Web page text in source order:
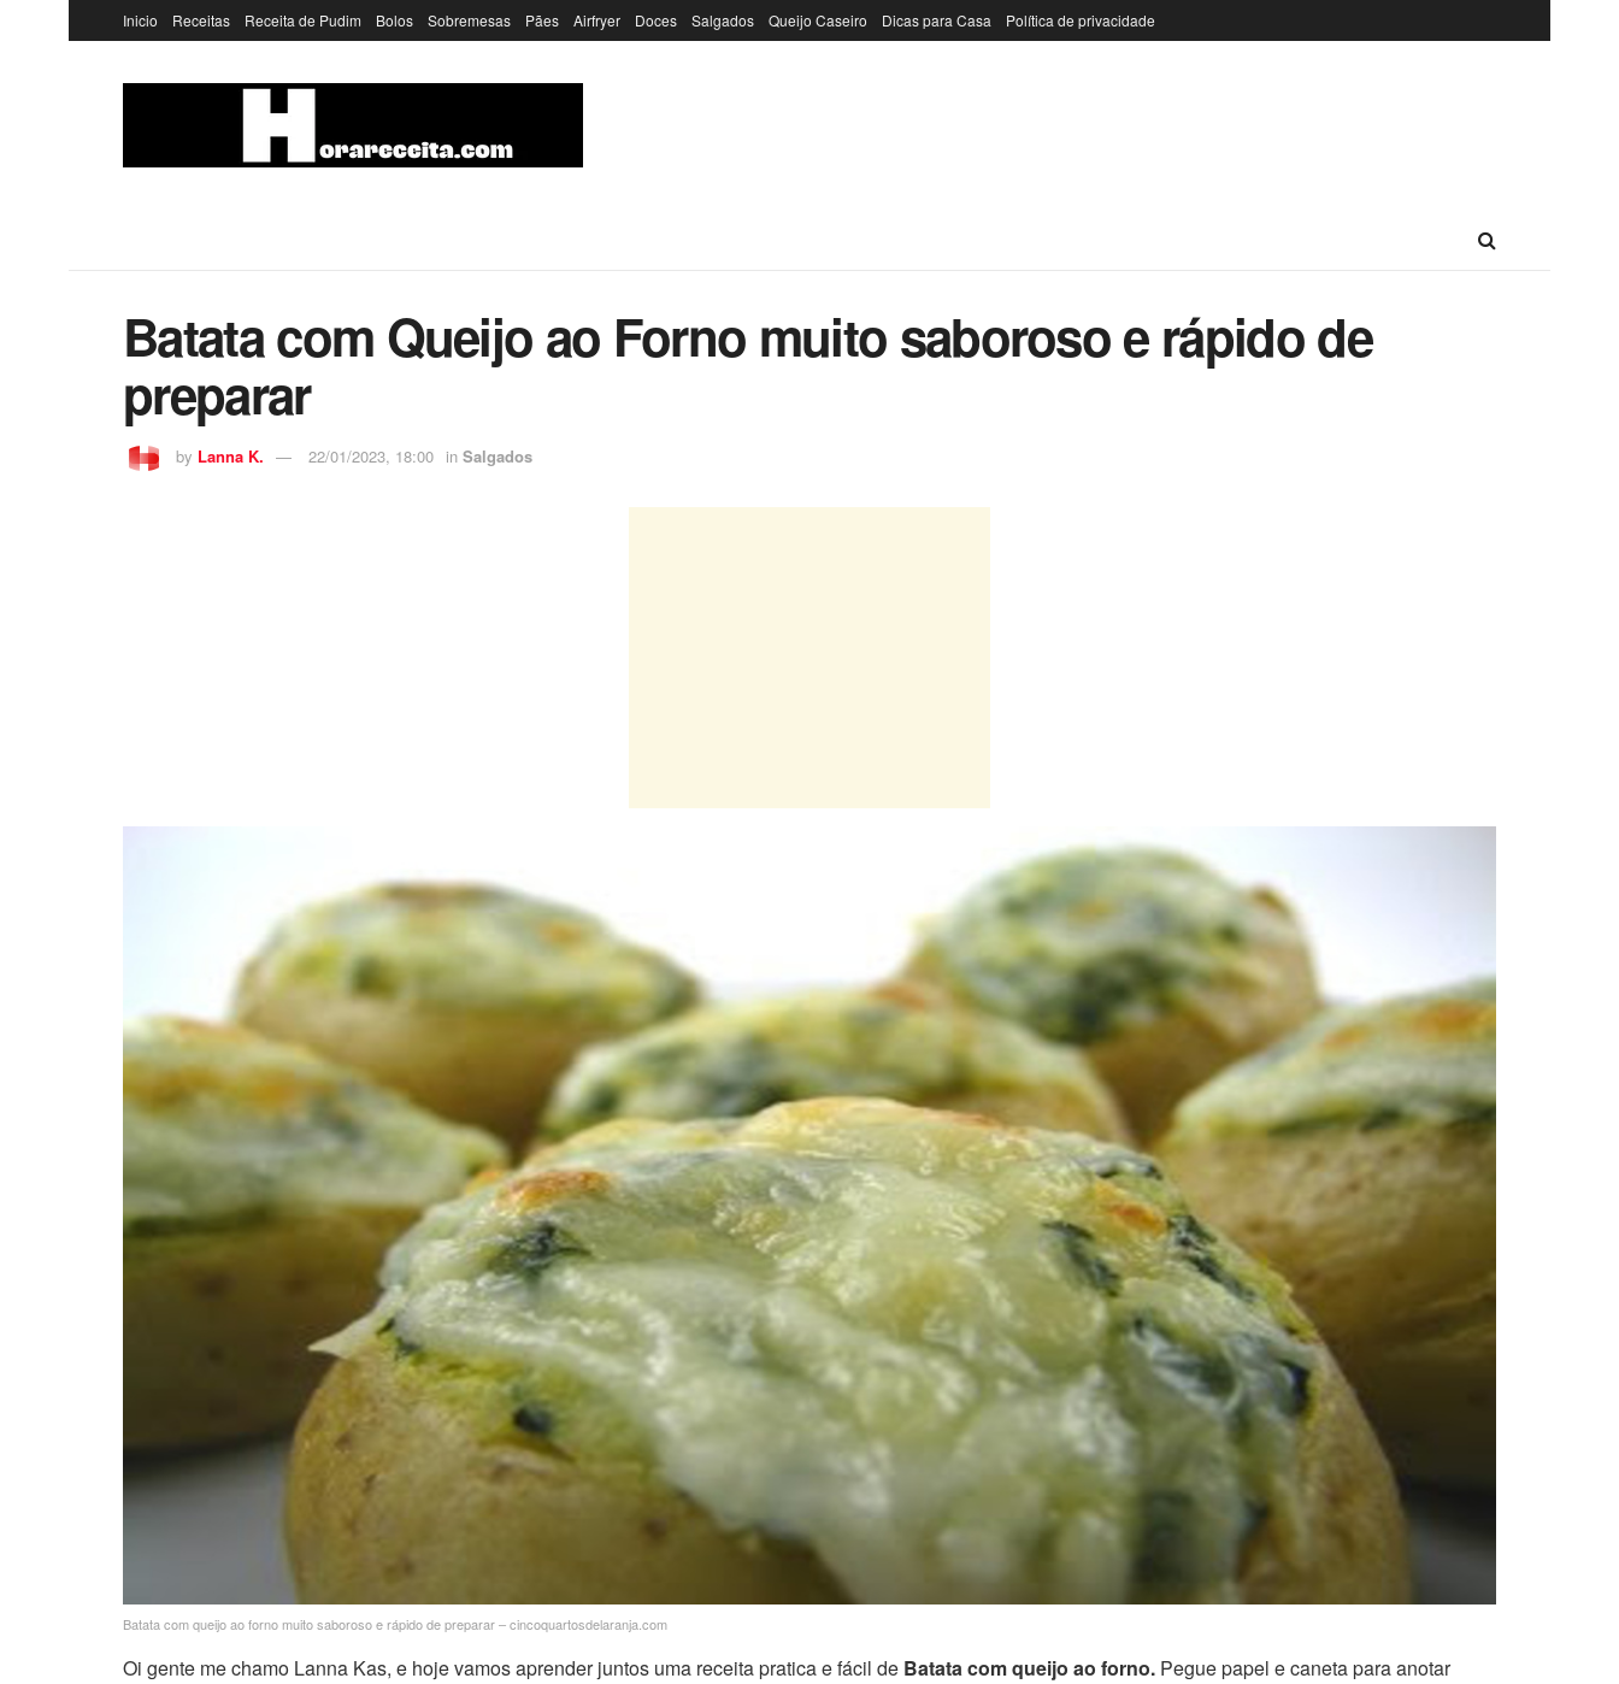
Inicio Receitas Receita de Pudim Bolos Sobremesas Pães Airfryer Doces Salgados Queijo Caseiro Dicas para Casa Política de privacidade
Batata com Queijo ao Forno muito saboroso e rápido de
preparar
by Lanna K. 22/01/2023, 18:00 in Salgados
Batata com queijo ao forno muito saboroso e rápido de preparar – cincoquartosdelaranja.com
Oi gente me chamo Lanna Kas, e hoje vamos aprender juntos uma receita pratica e fácil de Batata com queijo ao forno. Pegue papel e caneta para anotar